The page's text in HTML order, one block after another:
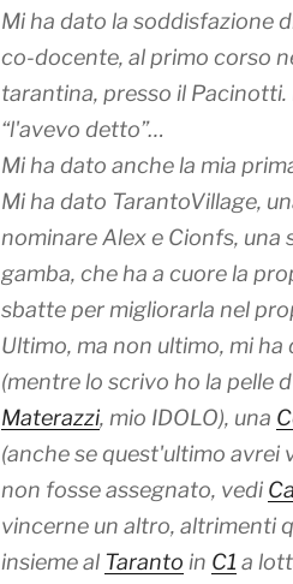
Mi ha dato la soddisfazione
co-docente, al primo corso
tarantina, presso il Pacinotti.
“l'avevo detto”…
Mi ha dato anche la mia
Mi ha dato TarantoVillage,
nominare Alex e Cionfs, una
gamba, che ha a cuore la
sbatte per migliorarla nel
Ultimo, ma non ultimo, mi ha
(mentre lo scrivo ho la pelle
Materazzi, mio IDOLO), una
(anche se quest'ultimo avrei
non fosse assegnato, vedi
vincerne un altro, altrimenti
insieme al Taranto in C1 a